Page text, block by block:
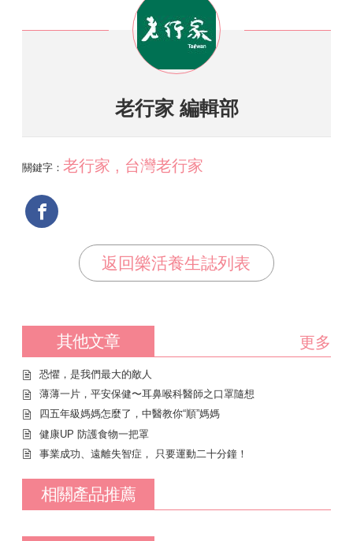
老行家 編輯部
關鍵字： 老行家 , 台灣老行家
返回樂活養生誌列表
其他文章 更多
恐懼，是我們最大的敵人
薄薄一片，平安保健〜耳鼻喉科醫師之口罩隨想
四五年級媽媽怎麼了，中醫教你“順”媽媽
健康UP 防護食物一把罩
事業成功、遠離失智症， 只要運動二十分鐘！
相關產品推薦